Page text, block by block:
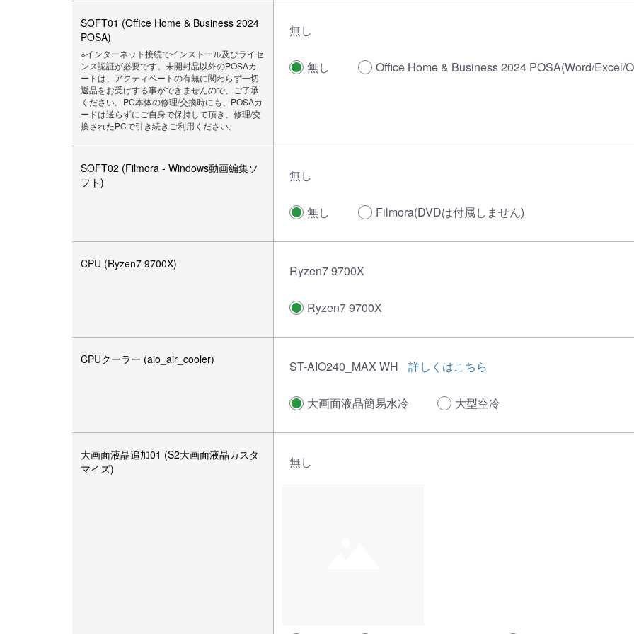
SOFT01 (Office Home & Business 2024
POSA)
※インターネット接続でインストール及びライセ
ンス認証が必要です。未開封品以外のPOSAカ
ードは、アクティベートの有無に関わらず一切
返品をお受けする事ができませんので、ご了承
ください。PC本体の修理/交換時にも、POSAカ
ードは送らずにご自身で保持して頂き、修理/交
換されたPCで引き続きご利用ください。
無し
無し Office Home & Business 2024 POSA(Word/Excel/
SOFT02 (Filmora - Windows動画編集ソ
フト)
無し
無し Filmora(DVDは付属しません)
CPU (Ryzen7 9700X) Ryzen7 9700X
Ryzen7 9700X
CPUクーラー (aio_air_cooler) ST-AIO240_MAX WH 詳しくはこちら
大画面液晶簡易水冷 大型空冷
大画面液晶追加01 (S2大画面液晶カスタ
マイズ)
無し